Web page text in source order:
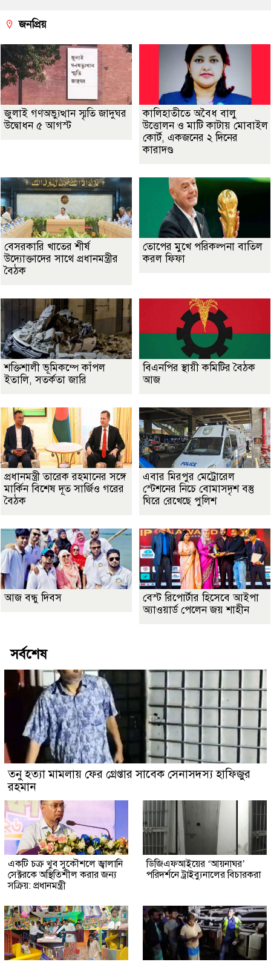
জনপ্রিয়
জুলাই গণঅভ্যুত্থান স্মৃতি জাদুঘর
উদ্বোধন ৫ আগস্ট
কালিহাতীতে অবৈধ বালু
উত্তোলন ও মাটি কাটায় মোবাইল
কোর্ট, একজনের ২ দিনের
কারাদণ্ড
বেসরকারি খাতের শীর্ষ
উদ্যোক্তাদের সাথে প্রধানমন্ত্রীর
বৈঠক
তোপের মুখে পরিকল্পনা বাতিল
করল ফিফা
শক্তিশালী ভূমিকম্পে কাঁপল
ইতালি, সতর্কতা জারি
বিএনপির স্থায়ী কমিটির বৈঠক
আজ
প্রধানমন্ত্রী তারেক রহমানের সঙ্গে
মার্কিন বিশেষ দূত সার্জিও গরের
বৈঠক
এবার মিরপুর মেট্রোরেল
স্টেশনের নিচে বোমাসদৃশ বস্তু
ঘিরে রেখেছে পুলিশ
আজ বন্ধু দিবস
বেস্ট রিপোর্টার হিসেবে আইপা
অ্যাওয়ার্ড পেলেন জয় শাহীন
সর্বশেষ
তনু হত্যা মামলায় ফের গ্রেপ্তার সাবেক সেনাসদস্য হাফিজুর
রহমান
একটি চক্র খুব সুকৌশলে জ্বালানি
সেক্টরকে অস্থিতিশীল করার জন্য
সক্রিয়: প্রধানমন্ত্রী
ডিজিএফআইয়ের ‘আয়নাঘর’
পরিদর্শনে ট্রাইব্যুনালের বিচারকরা